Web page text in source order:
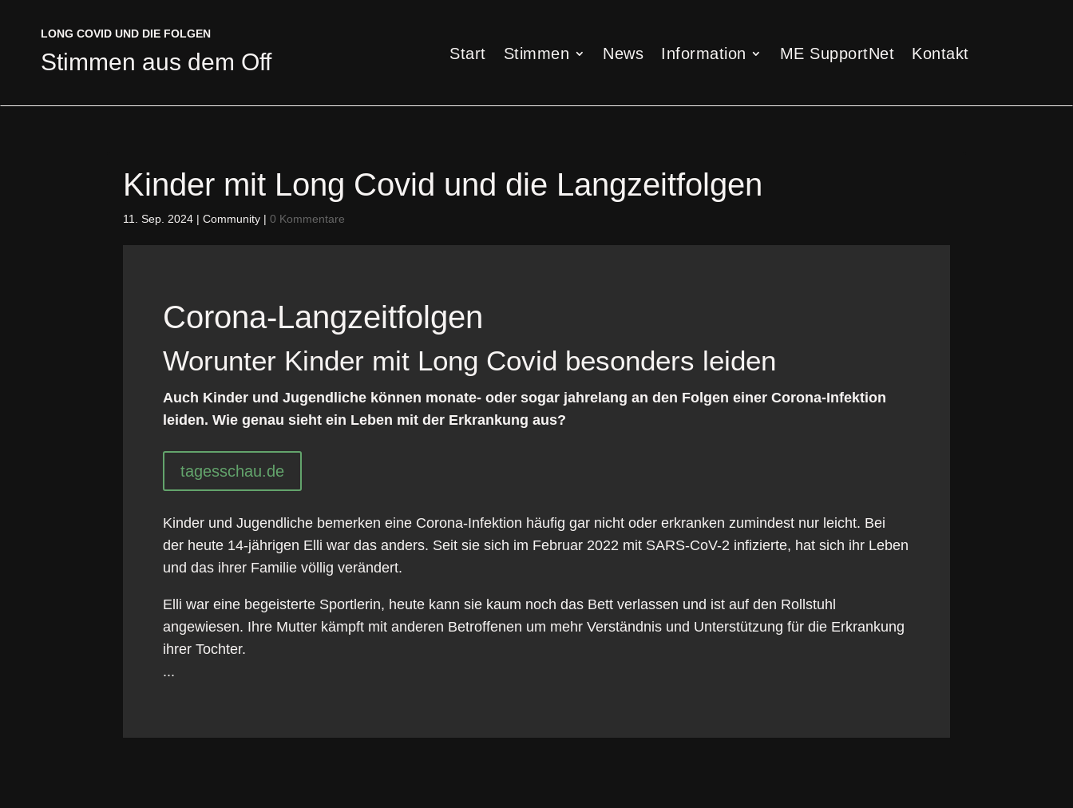
LONG COVID UND DIE FOLGEN
Stimmen aus dem Off Start Stimmen News Information ME SupportNet Kontakt
LONG COVID UND DIE FOLGEN
Stimmen aus dem Off Start Stimmen News Information ME SupportNet Kontakt
Kinder mit Long Covid und die Langzeitfolgen
11. Sep. 2024 |Community |0 Kommentare
Corona-Langzeitfolgen
Worunter Kinder mit Long Covid besonders leiden
Auch Kinder und Jugendliche können monate- oder sogar jahrelang an den Folgen einer Corona-Infektion
leiden. Wie genau sieht ein Leben mit der Erkrankung aus?
tagesschau.de
Kinder und Jugendliche bemerken eine Corona-Infektion häufig gar nicht oder erkranken zumindest nur leicht. Bei
der heute 14-jährigen Elli war das anders. Seit sie sich im Februar 2022 mit SARS-CoV-2 infizierte, hat sich ihr Leben
und das ihrer Familie völlig verändert.
Elli war eine begeisterte Sportlerin, heute kann sie kaum noch das Bett verlassen und ist auf den Rollstuhl
angewiesen. Ihre Mutter kämpft mit anderen Betroffenen um mehr Verständnis und Unterstützung für die Erkrankung
ihrer Tochter.
...